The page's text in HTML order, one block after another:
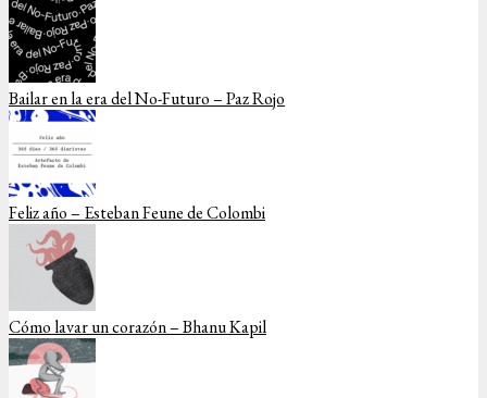
Bailar en la era del No-Futuro – Paz Rojo
Feliz año – Esteban Feune de Colombi
Cómo lavar un corazón – Bhanu Kapil